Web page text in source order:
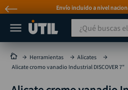
Envío incluido a nivel
¿Qué buscas el
Herramientas
Alicates
Alicate cromo vanadio Industrial DISCOVER 7"
MÁS BUSCADOS
taladro